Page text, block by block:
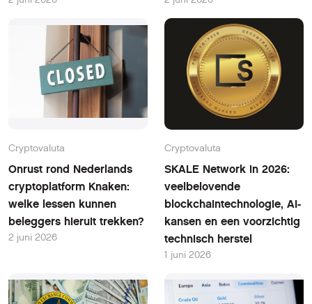
Cryptovaluta
Onrust rond Nederlands
cryptoplatform Knaken:
welke lessen kunnen
beleggers hieruit trekken?
2 juni 2026
Cryptovaluta
SKALE Network in 2026:
veelbelovende
blockchaintechnologie, AI-
kansen en een voorzichtig
technisch herstel
1 juni 2026